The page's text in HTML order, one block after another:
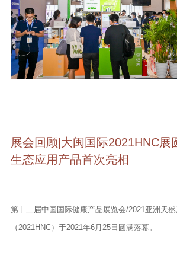
展会回顾|大闽国际2021HNC展
生态应用产品首次亮相
第十二届中国国际健康产品展览会/2021亚洲天
（2021HNC）于2021年6月25日圆满落幕。